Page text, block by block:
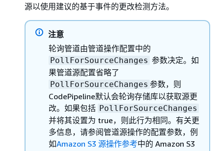
源以使用建议的基于事件的更改检测方法。
注意
轮询管道由管道操作配置中的
PollForSourceChanges 参数决定。如
果管道源配置省略了
PollForSourceChanges 参数，则
CodePipeline默认会轮询存储库以获取源更
改。如果包括 PollForSourceChanges
并将其设置为 true，则此行为相同。有关更
多信息，请参阅管道源操作的配置参数，例
如Amazon S3 源操作参考中的 Amazon S3